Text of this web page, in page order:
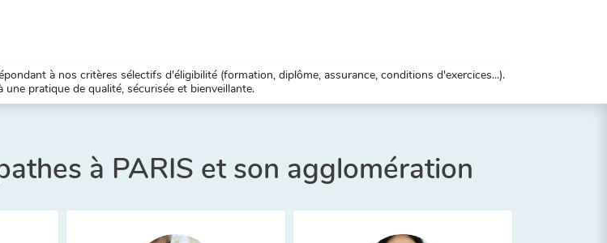
à nos critères sélectifs d'éligibilité (formation, diplôme, assurance, conditions d'exercices...).
pratique de qualité, sécurisée et bienveillante.
à PARIS et son agglomération